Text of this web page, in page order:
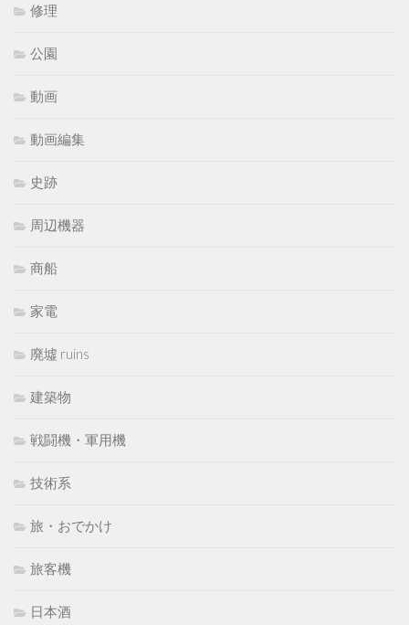
修理
公園
動画
動画編集
史跡
周辺機器
商船
家電
廃墟 ruins
建築物
戦闘機・軍用機
技術系
旅・おでかけ
旅客機
日本酒